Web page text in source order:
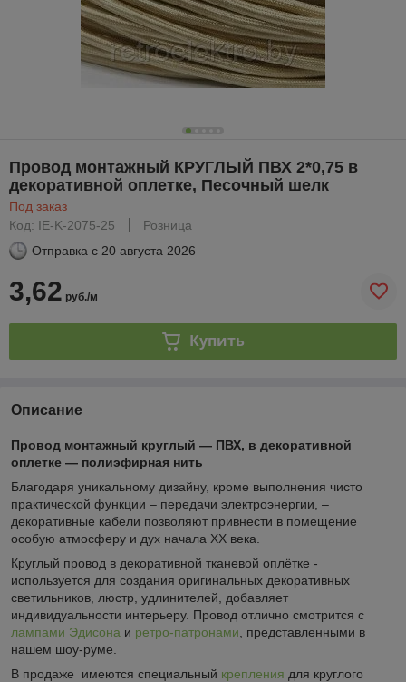
Провод монтажный КРУГЛЫЙ ПВХ 2*0,75 в
декоративной оплетке, Песочный шелк
Под заказ
Код: IE-K-2075-25
Розница
Отправка с 20 августа 2026
3,62 руб./м
Купить
Описание
Провод монтажный круглый ― ПВХ, в декоративной
оплетке ― полиэфирная нить
Благодаря уникальному дизайну, кроме выполнения чисто
практической функции – передачи электроэнергии, –
декоративные кабели позволяют привнести в помещение
особую атмосферу и дух начала ХХ века.
Круглый провод в декоративной тканевой оплётке -
используется для создания оригинальных декоративных
светильников, люстр, удлинителей, добавляет
индивидуальности интерьеру. Провод отлично смотрится с
лампами Эдисона и ретро-патронами , представленными в
нашем шоу-руме.
В продаже имеются специальный крепления для круглого